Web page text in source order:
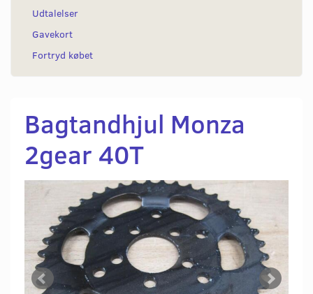
Udtalelser
Gavekort
Fortryd købet
Bagtandhjul Monza
2gear 40T